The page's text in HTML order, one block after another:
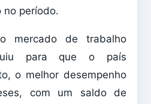
no período.
mercado de trabalho
para que o país
o melhor desempenho
com um saldo de